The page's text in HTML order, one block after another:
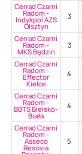
Cerrad Czarni
Radom -
Indykpol AZS
Olsztyn
3
Cerrad Czarni
Radom -
MKS Będzin
3
Cerrad Czarni
Radom -
Effector
Kielce
4
Cerrad Czarni
Radom -
BBTS Bielsko-
Biała
4
Cerrad Czarni
Radom -
Asseco
Resovia
5